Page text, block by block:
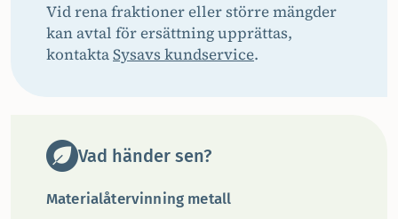
Vid rena fraktioner eller större mängder
kan avtal för ersättning upprättas,
kontaktaSysavs kundservice.
Vad händer sen?
Materialåtervinning metall